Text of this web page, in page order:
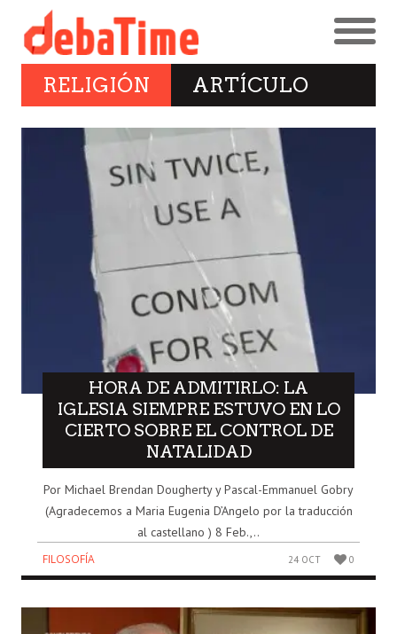
RELIGIÓN ARTÍCULO
HORA DE ADMITIRLO: LA
IGLESIA SIEMPRE ESTUVO EN LO
CIERTO SOBRE EL CONTROL DE
NATALIDAD
Por Michael Brendan Dougherty y Pascal-Emmanuel Gobry
(Agradecemos a Maria Eugenia D’Angelo por la traducción
al castellano ) 8 Feb.,..
FILOSOFÍA 24 OCT 0